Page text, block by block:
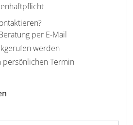
per E-Mail
werden
persönlichen Termin